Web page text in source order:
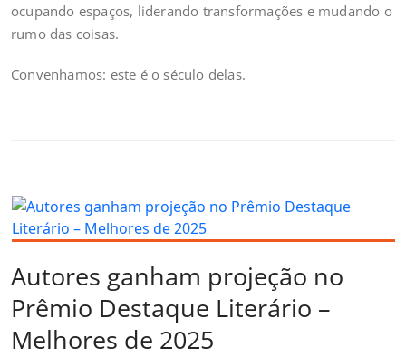
ocupando espaços, liderando transformações e mudando o
rumo das coisas.
Convenhamos: este é o século delas.
Autores ganham projeção no
Prêmio Destaque Literário –
Melhores de 2025